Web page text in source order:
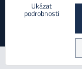
tel.:+420
Předvolby
Ukázat
podrobnosti